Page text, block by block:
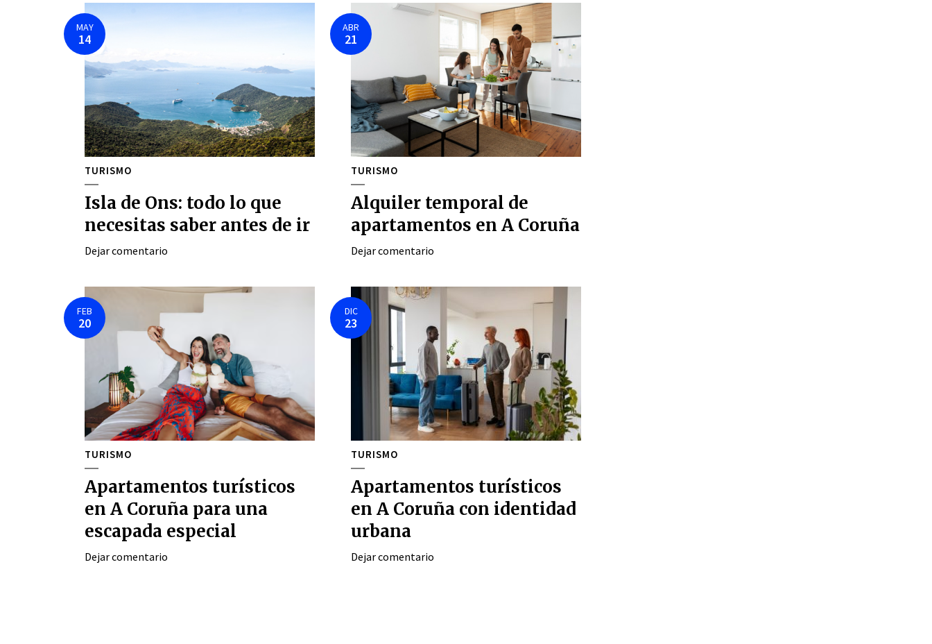
MAY
14
TURISMO
Isla de Ons: todo lo que
necesitas saber antes de ir
Dejar comentario
ABR
21
TURISMO
Alquiler temporal de
apartamentos en A Coruña
Dejar comentario
FEB
20
TURISMO
Apartamentos turísticos
en A Coruña para una
escapada especial
Dejar comentario
DIC
23
TURISMO
Apartamentos turísticos
en A Coruña con identidad
urbana
Dejar comentario